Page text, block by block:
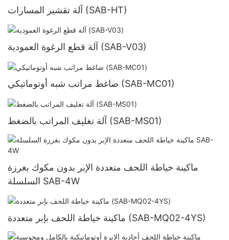
آلة تقشير المسارات (SAB-HT)
آلة قطع الرغوة العمودية (SAB-V03)
ضاغط مراتب شبه أوتوماتيكي (SAB-MC01)
آلة تغليف المراتب بالضغط (SAB-MS01)
ماكينة خياطة اللحف متعددة الإبر بدون مكوك بغرزة
السلسلة SAB-4W
ماكينة خياطة اللحف بإبر متعددة (SAB-MQ02-4YS)